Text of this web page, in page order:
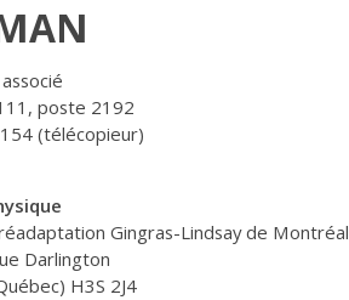
poste 2192
(télécopieur)
Gingras-Lindsay de Montréal
Darlington
H3S 2J4